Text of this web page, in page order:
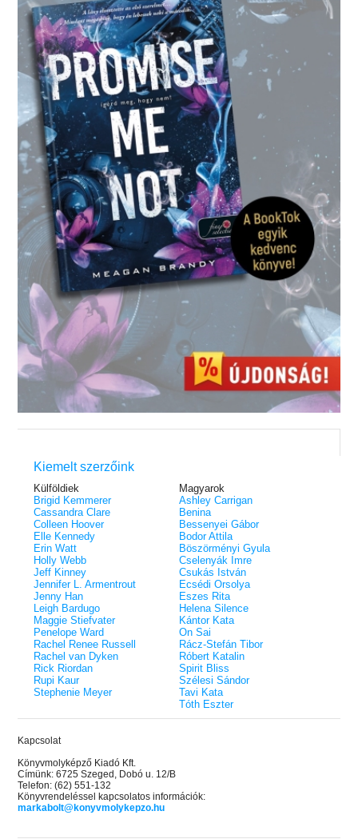
Kiemelt szerzőink
Külföldiek
Brigid Kemmerer
Cassandra Clare
Colleen Hoover
Elle Kennedy
Erin Watt
Holly Webb
Jeff Kinney
Jennifer L. Armentrout
Jenny Han
Leigh Bardugo
Maggie Stiefvater
Penelope Ward
Rachel Renee Russell
Rachel van Dyken
Rick Riordan
Rupi Kaur
Stephenie Meyer
Magyarok
Ashley Carrigan
Benina
Bessenyei Gábor
Bodor Attila
Böszörményi Gyula
Cselenyák Imre
Csukás István
Ecsédi Orsolya
Eszes Rita
Helena Silence
Kántor Kata
On Sai
Rácz-Stefán Tibor
Róbert Katalin
Spirit Bliss
Szélesi Sándor
Tavi Kata
Tóth Eszter
Kapcsolat
Könyvmolyképző Kiadó Kft.
Címünk: 6725 Szeged, Dobó u. 12/B
Telefon: (62) 551-132
Könyvrendeléssel kapcsolatos információk:
markabolt@konyvmolykepzo.hu